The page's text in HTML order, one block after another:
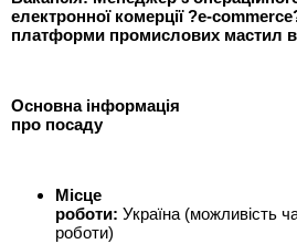
електронної комерції?e-commerce
платформи промислових мастил в
Основна інформація
про посаду
Місце
роботи: Україна (можливість
роботи)